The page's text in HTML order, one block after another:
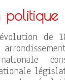
politique
de
nationale